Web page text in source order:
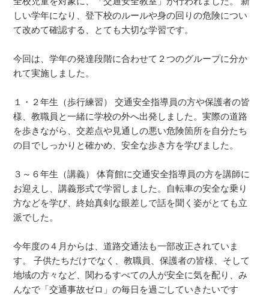
しい学年になり、登下校のルールや身の回りの危険につい
て改めて確認する、とても大切な学習です。
今回は、学年の発達段階に合わせて２つのグループに分か
れて実施しました。
１・２年生（歩行練習） 交通安全指導員の方や保護者の皆
様、教職員と一緒に学校の外へ出発しました。実際の道路
を歩きながら、交差点や見通しの悪い危険箇所を自分たち
の目でしっかりと確かめ、安全な歩き方を学びました。
３～６年生（講義） 体育館に交通安全指導員の方を講師に
お迎えし、講義形式で学習しました。自転車の安全な乗り
方などを学び、終始真剣な眼差しで話を聞く姿がとても立
派でした。
今年度の４月からは、道路交通法も一部改正されていま
す。 子供たちだけでなく、教職員、保護者の皆様、そして
地域の方々など、関わるすべての人が安全に気を配り、み
んなで「交通事故ゼロ」の毎日を過ごしていきたいです